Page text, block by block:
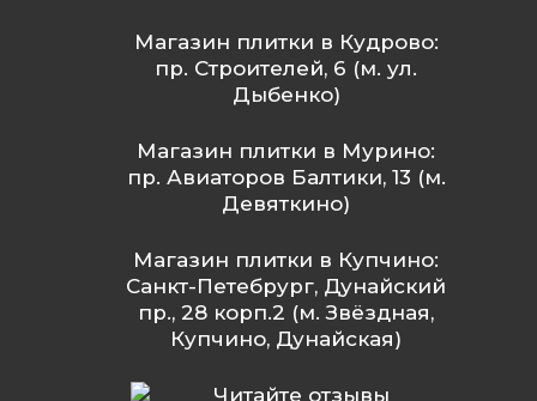
Магазин плитки в Кудрово:
пр. Строителей, 6 (м. ул.
Дыбенко)
Магазин плитки в Мурино:
пр. Авиаторов Балтики, 13 (м.
Девяткино)
Магазин плитки в Купчино:
Санкт-Петебрург, Дунайский
пр., 28 корп.2 (м. Звёздная,
Купчино, Дунайская)